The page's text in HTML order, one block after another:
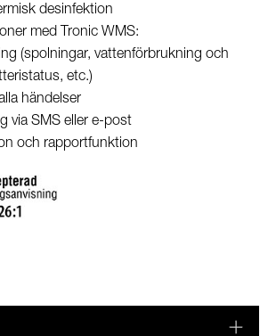
desinfektion
med Tronic WMS:
(spolningar, vattenförbrukning och
etc.)
händelser
via SMS eller e-post
och rapportfunktion